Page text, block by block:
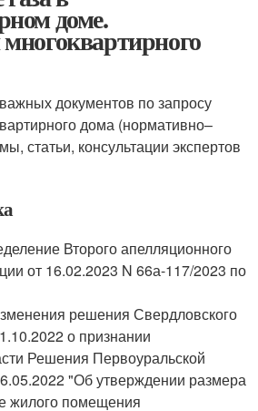
доме.
документов по запросу
дома (нормативно–
статьи, консультации экспертов
Второго апелляционного
от 16.02.2023 N 66а-117/2023 по
решения Свердловского
о признании
Решения Первоуральской
"Об утверждении размера
жилого помещения